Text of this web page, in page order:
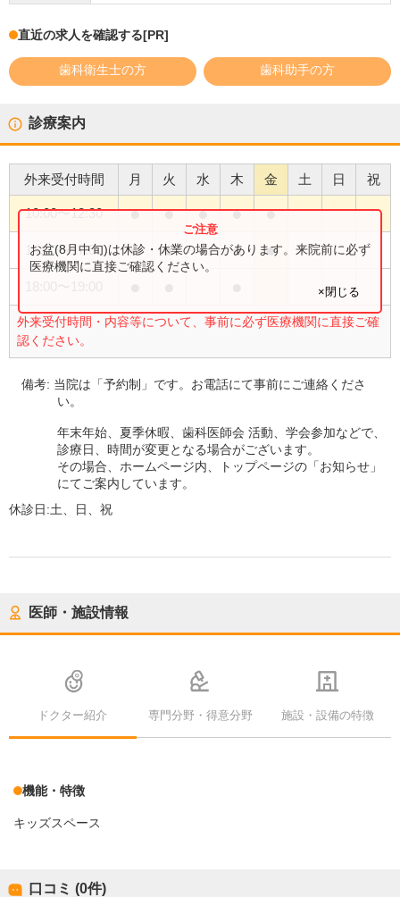
直近の求人を確認する[PR]
歯科衛生士の方 歯科助手の方
診療案内
外来受付時間 月 火 水 木 金 土 日 祝
10:00〜12:30 ● ● ● ● ●
14:00〜17:00 ● ● ● ● ●
外来受付時間・内容等について、事前に必ず医療機関に直接ご確
認ください。
お盆(8月中旬)は休診・休業の場合があります。来院前に必ず
医療機関に直接ご確認ください。
×閉じる
備考: 当院は「予約制」です。お電話にて事前にご連絡くださ
い。
年末年始、夏季休暇、歯科医師会 活動、学会参加などで、
診療日、時間が変更となる場合がございます。
その場合、ホームページ内、トップページの「お知らせ」
にてご案内しています。
休診日:土、日、祝
医師・施設情報
ドクター紹介 専門分野・得意分野 施設・設備の特徴
機能・特徴
キッズスペース
口コミ (0件)